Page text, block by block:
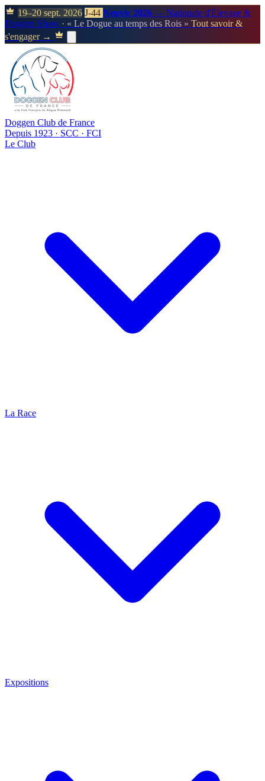
19–20 sept. 2026 J-44 Neuvic 2026 — Nationale d'Élevage &
Doggen Show · « Le Dogue au temps des Rois » Tout savoir &
s'engager →
Doggen Club de France
Depuis 1923 · SCC · FCI
Le Club
La Race
Expositions